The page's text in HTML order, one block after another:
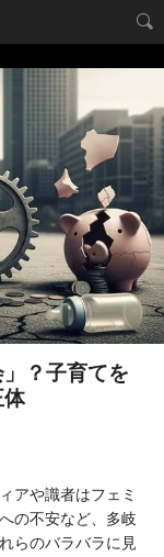
？子育てを
体
アや識者はフェミ
の不安など、多岐
らのバラバラに見